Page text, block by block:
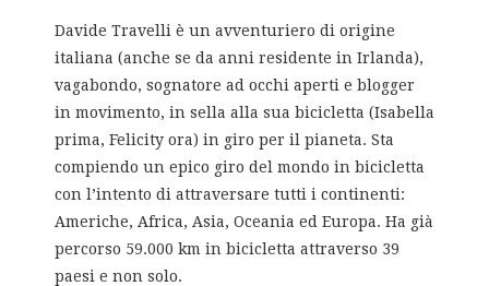
Davide Travelli è un avventuriero di origine
italiana (anche se da anni residente in Irlanda),
vagabondo, sognatore ad occhi aperti e blogger
in movimento, in sella alla sua bicicletta (Isabella
prima, Felicity ora) in giro per il pianeta. Sta
compiendo un epico giro del mondo in bicicletta
con l’intento di attraversare tutti i continenti:
Americhe, Africa, Asia, Oceania ed Europa. Ha già
percorso 59.000 km in bicicletta attraverso 39
paesi e non solo.